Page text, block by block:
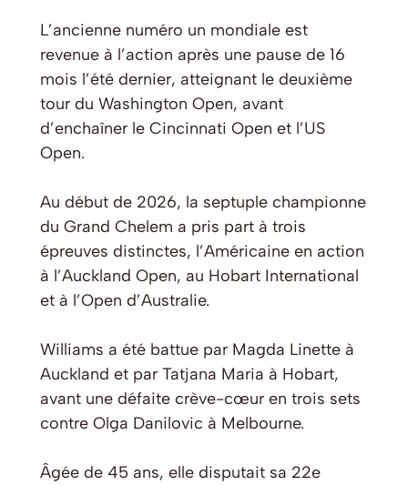
L’ancienne numéro un mondiale est
revenue à l’action après une pause de 16
mois l’été dernier, atteignant le deuxième
tour du Washington Open, avant
d’enchaîner le Cincinnati Open et l’US
Open.
Au début de 2026, la septuple championne
du Grand Chelem a pris part à trois
épreuves distinctes, l’Américaine en action
à l’Auckland Open, au Hobart International
et à l’Open d’Australie.
Williams a été battue par Magda Linette à
Auckland et par Tatjana Maria à Hobart,
avant une défaite crève-cœur en trois sets
contre Olga Danilovic à Melbourne.
Âgée de 45 ans, elle disputait sa 22e